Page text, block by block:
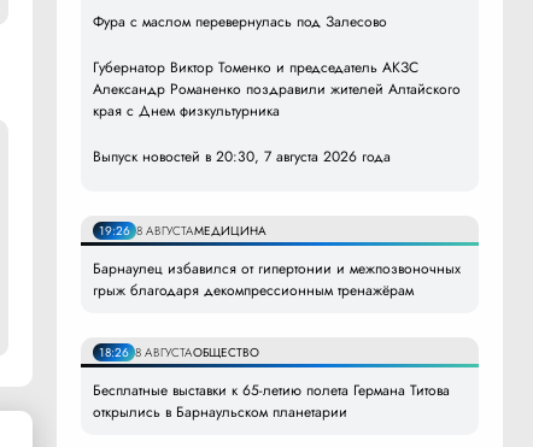
Фура с маслом перевернулась под Залесово
Губернатор Виктор Томенко и председатель АКЗС
Александр Романенко поздравили жителей Алтайского
края с Днем физкультурника
Выпуск новостей в 20:30, 7 августа 2026 года
19:26 8 АВГУСТАМЕДИЦИНА
Барнаулец избавился от гипертонии и межпозвоночных
грыж благодаря декомпрессионным тренажёрам
18:26 8 АВГУСТАОБЩЕСТВО
Бесплатные выставки к 65-летию полета Германа Титова
открылись в Барнаульском планетарии